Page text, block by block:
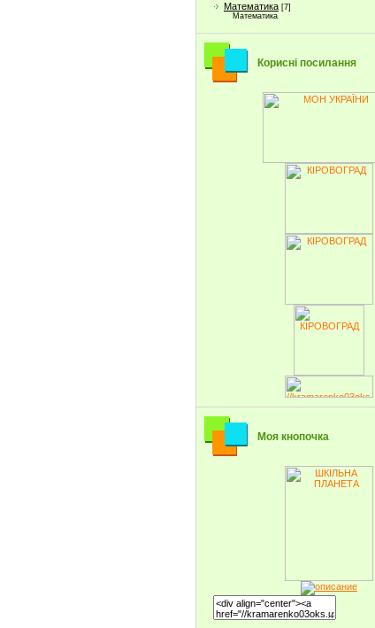
Математика [7]
Математика
Корисні посилання
Моя кнопочка